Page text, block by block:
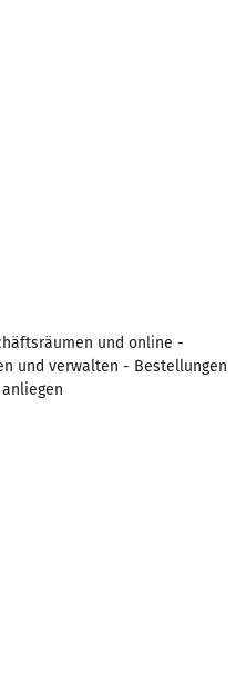
und online -
und verwalten - Bestellungen